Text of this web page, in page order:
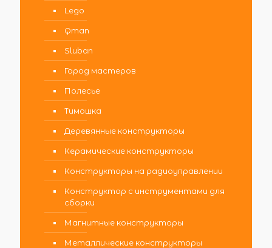
Lego
Qman
Sluban
Город мастеров
Полесье
Тимошка
Деревянные конструкторы
Керамические конструкторы
Конструкторы на радиоуправлении
Конструктор с инструментами для
сборки
Магнитные конструкторы
Металлические конструкторы